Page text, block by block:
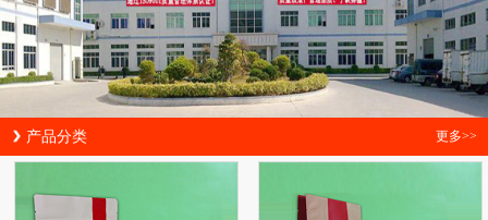
更多>>
产品分类